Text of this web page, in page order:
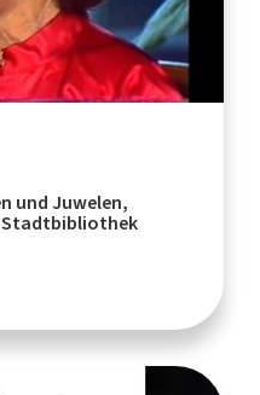
und Juwelen,
Stadtbibliothek